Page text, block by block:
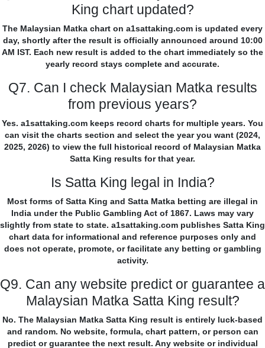
King chart updated?
The Malaysian Matka chart on a1sattaking.com is updated every
day, shortly after the result is officially announced around 10:00
AM IST. Each new result is added to the chart immediately so the
yearly record stays complete and accurate.
Q7. Can I check Malaysian Matka results
from previous years?
Yes. a1sattaking.com keeps record charts for multiple years. You
can visit the charts section and select the year you want (2024,
2025, 2026) to view the full historical record of Malaysian Matka
Satta King results for that year.
Is Satta King legal in India?
Most forms of Satta King and Satta Matka betting are illegal in
India under the Public Gambling Act of 1867. Laws may vary
slightly from state to state. a1sattaking.com publishes Satta King
chart data for informational and reference purposes only and
does not operate, promote, or facilitate any betting or gambling
activity.
Q9. Can any website predict or guarantee a
Malaysian Matka Satta King result?
No. The Malaysian Matka Satta King result is entirely luck-based
and random. No website, formula, chart pattern, or person can
predict or guarantee the next result. Any website or individual